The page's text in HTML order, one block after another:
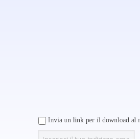
Invia un link per il download al